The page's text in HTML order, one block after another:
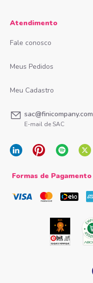
Atendimento
Fale conosco
Meus Pedidos
Meu Cadastro
sac@finicompany.com
E-mail de SAC
Formas de Pagamento